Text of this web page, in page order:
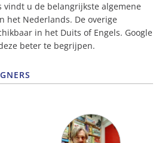
vindt u de belangrijkste algemene
het Nederlands. De overige
in het Duits of Engels. Google
beter te begrijpen.